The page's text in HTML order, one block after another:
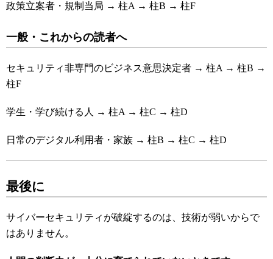
政策立案者・規制当局 → 柱A → 柱B → 柱F
一般・これからの読者へ
セキュリティ非専門のビジネス意思決定者 → 柱A → 柱B →
柱F
学生・学び続ける人 → 柱A → 柱C → 柱D
日常のデジタル利用者・家族 → 柱B → 柱C → 柱D
最後に
サイバーセキュリティが破綻するのは、技術が弱いからで
はありません。